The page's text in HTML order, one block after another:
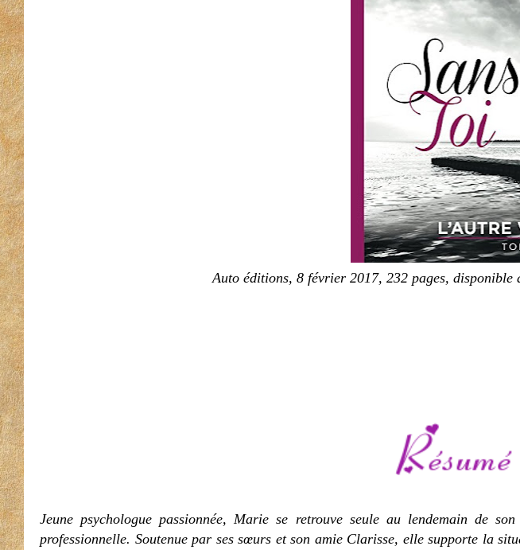
Auto éditions, 8 février 2017, 232 pages,
Jeune psychologue passionnée, Marie se retrouve seule au lendemain de
professionnelle. Soutenue par ses sœurs et son amie Clarisse, elle supporte la